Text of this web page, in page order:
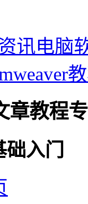
讯电脑
章教程
入门